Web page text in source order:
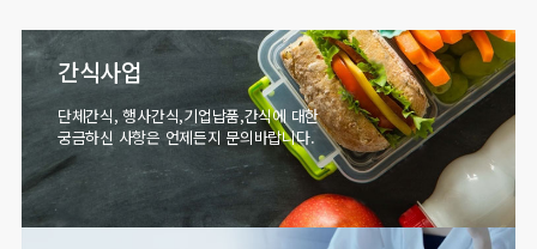
간식사업
단체간식, 행사간식,기업납품,간식에 대한
궁금하신 사항은 언제든지 문의바랍니다.